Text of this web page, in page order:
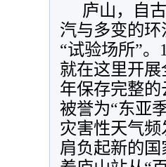
庐山，自
汽与多变的
“试验场所”
就在这里开
年保存完整
被誉为“东亚
灾害性天气
肩负起新的